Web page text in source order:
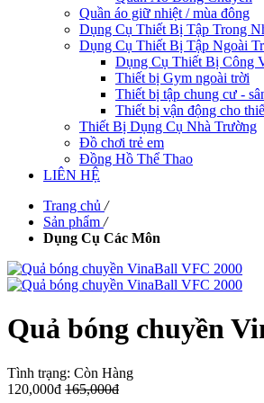
Quần áo giữ nhiệt / mùa đông
Dụng Cụ Thiết Bị Tập Trong
Dụng Cụ Thiết Bị Tập Ngoài
Dụng Cụ Thiết Bị Công
Thiết bị Gym ngoài trời
Thiết bị tập chung cư -
Thiết bị vận động cho
Thiết Bị Dụng Cụ Nhà Trường
Đồ chơi trẻ em
Đồng Hồ Thể Thao
LIÊN HỆ
Trang chủ /
Sản phẩm /
Dụng Cụ Các Môn
Quả bóng chuyền
Tình trạng: Còn Hàng
120,000đ 165,000đ